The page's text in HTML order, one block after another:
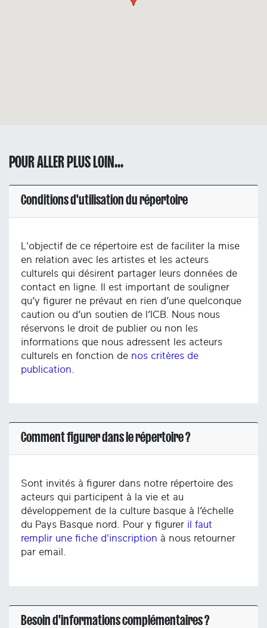
POUR ALLER PLUS LOIN...
Conditions d'utilisation du répertoire
L'objectif de ce répertoire est de faciliter la mise
en relation avec les artistes et les acteurs
culturels qui désirent partager leurs données de
contact en ligne. Il est important de souligner
qu’y figurer ne prévaut en rien d’une quelconque
caution ou d’un soutien de l’ICB. Nous nous
réservons le droit de publier ou non les
informations que nous adressent les acteurs
culturels en fonction de nos critères de
publication
Comment figurer dans le répertoire ?
Sont invités à figurer dans notre répertoire des
acteurs qui participent à la vie et au
développement de la culture basque à l’échelle
du Pays Basque nord. Pour y figurer il faut
remplir une fiche d'inscription à nous retourner
par email.
Besoin d'informations complémentaires ?